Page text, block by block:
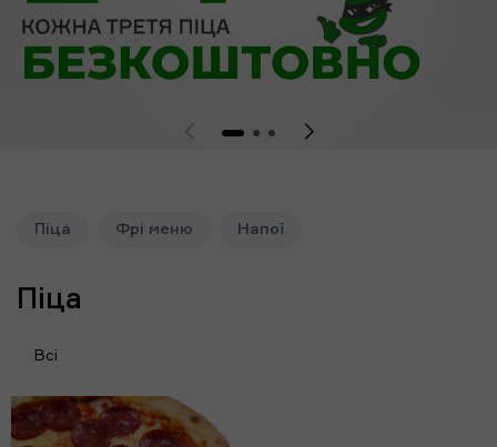
Піца Фрі меню Напої
Піца
Всі